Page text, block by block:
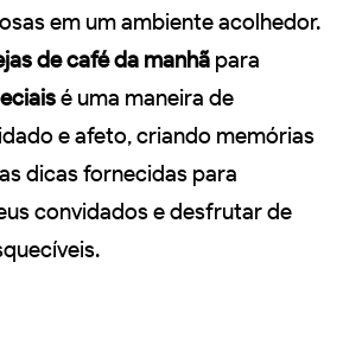
em um ambiente acolhedor.
de café da manhã para
é uma maneira de
e afeto, criando memórias
dicas fornecidas para
convidados e desfrutar de